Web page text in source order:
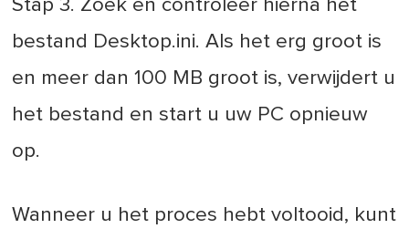
Stap 3. Zoek en controleer hierna het
bestand Desktop.ini. Als het erg groot is
en meer dan 100 MB groot is, verwijdert u
het bestand en start u uw PC opnieuw
op.
Wanneer u het proces hebt voltooid, kunt